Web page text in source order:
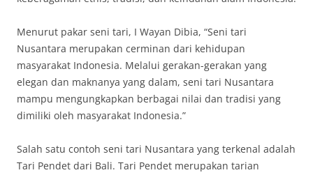
Menurut pakar seni tari, I Wayan Dibia, “Seni tari
Nusantara merupakan cerminan dari kehidupan
masyarakat Indonesia. Melalui gerakan-gerakan yang
elegan dan maknanya yang dalam, seni tari Nusantara
mampu mengungkapkan berbagai nilai dan tradisi yang
dimiliki oleh masyarakat Indonesia.”
Salah satu contoh seni tari Nusantara yang terkenal adalah
Tari Pendet dari Bali. Tari Pendet merupakan tarian